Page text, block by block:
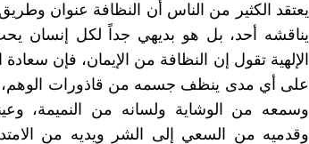
يعتقد الكثير من الناس أن النظافة عنوان
يناقشه أحد، بل هو بديهي جداً لكل إنسان
الإلهية تقول إن النظافة من الإيمان، فإن
على أي مدى ينظف جسمه من قاذورات الوهم،
وسمعه من الوشاية ولسانه من النميمة،
وقدميه من السعي إلى الشر ويديه من